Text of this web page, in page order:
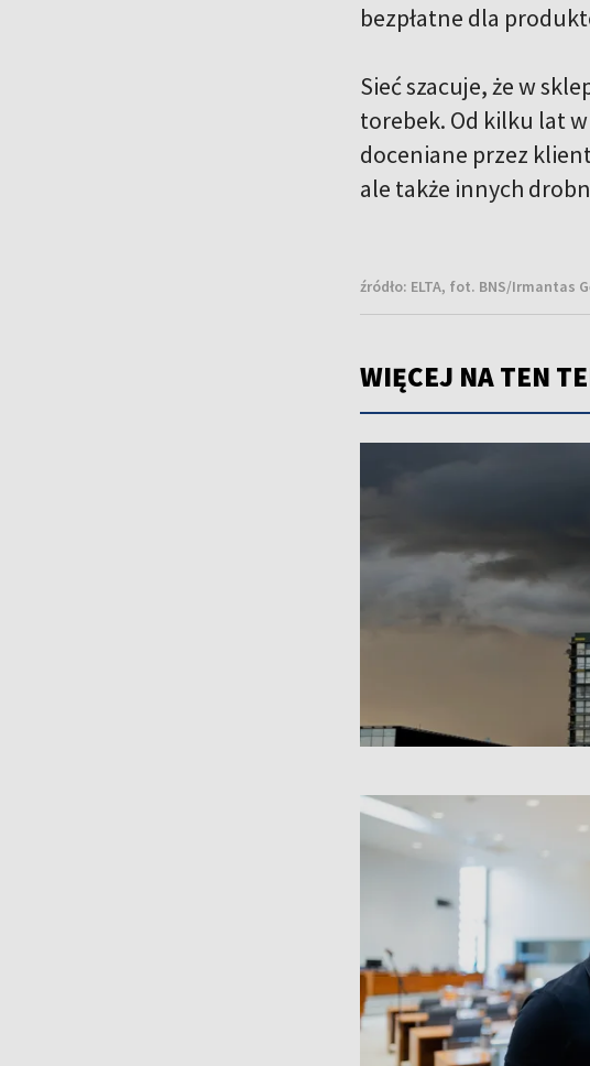
bezpłatne dla
Sieć szacuje, że w
torebek. Od kilku lat
doceniane przez
ale także innych
źródło: ELTA, fot. BNS/Irmantas
WIĘCEJ NA TEN